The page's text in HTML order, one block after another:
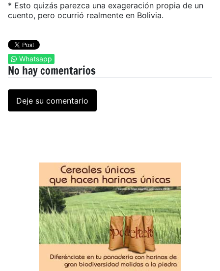
* Esto quizás parezca una exageración propia de un
cuento, pero ocurrió realmente en Bolivia.
Whatsapp
No hay comentarios
Deje su comentario